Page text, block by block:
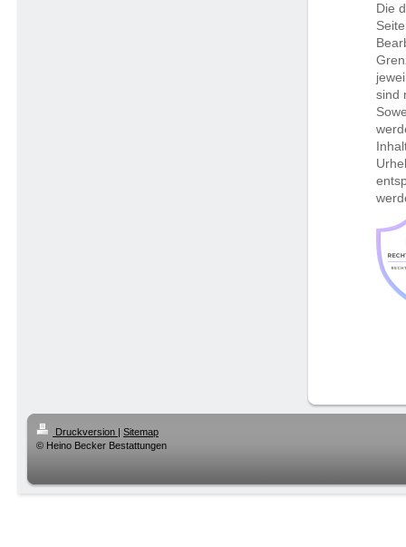
Die
sind
Druckversion | Sitemap
© Heino Becker Bestattungen